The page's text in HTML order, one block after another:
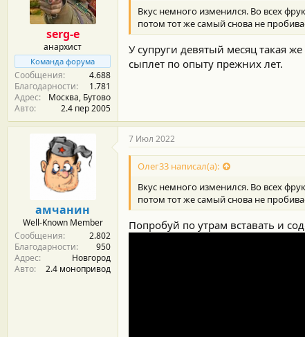
н
о
с
т
и
:
serg-e
анархист
Команда форума
Сообщения
4.688
Благодарности
1.781
Адрес
Москва, Бутово
Авто
2.4 пер 2005
Вкус немного изменился. Во всех
потом тот же самый снова не
У супруги девятый месяц такая
сыплет по опыту прежних лет.
амчанин
Well-Known Member
Сообщения
2.802
Благодарности
950
Адрес
Новгород
Авто
2.4 монопривод
7 Июл 2022
Олег33 написал(а):
Вкус немного изменился. Во всех
потом тот же самый снова не
Попробуй по утрам вставать и